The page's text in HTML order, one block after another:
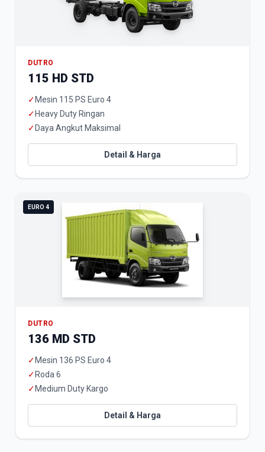
DUTRO
115 HD STD
✓ Mesin 115 PS Euro 4
✓ Heavy Duty Ringan
✓ Daya Angkut Maksimal
Detail & Harga
EURO 4
DUTRO
136 MD STD
✓ Mesin 136 PS Euro 4
✓ Roda 6
✓ Medium Duty Kargo
Detail & Harga